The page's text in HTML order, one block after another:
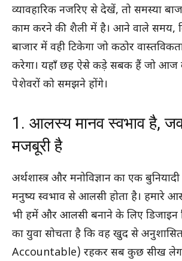
व्यावहारिक नजरिए से देखें, तो समस्या
काम करने की शैली में है। आने वाले समय,
बाजार में वही टिकेगा जो कठोर
करेगा। यहाँ छह ऐसे कड़े सबक हैं जो
पेशेवरों को समझने होंगे।
1. आलस्य मानव स्वभाव है,
मजबूरी है
अर्थशास्त्र और मनोविज्ञान का एक
मनुष्य स्वभाव से आलसी होता है। हमारे
भी हमें और आलसी बनाने के लिए
का युवा सोचता है कि वह खुद से
Accountable) रहकर सब कुछ सीख